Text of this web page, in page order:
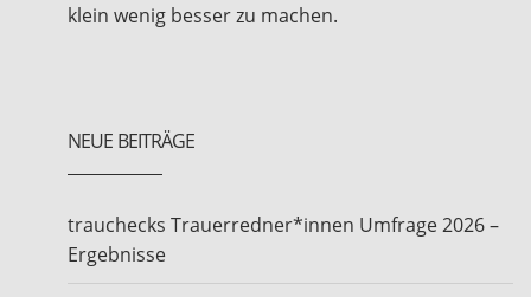
klein wenig besser zu machen.
NEUE BEITRÄGE
trauchecks Trauerredner*innen Umfrage 2026 –
Ergebnisse